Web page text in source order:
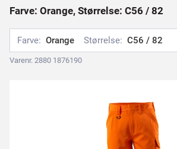
Farve: Orange, Størrelse: C56 / 82
Farve: Orange Størrelse: C56 / 82
Varenr. 2880 1876190